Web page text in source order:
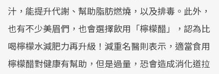
汁，能提升代謝、幫助脂肪燃燒，以及排毒。此外，
也有不少美眉們，也會選擇飲用「檸檬醋」，認為比
喝檸檬水減肥力再升級！減重名醫則表示，適當食用
檸檬醋對健康有幫助，但是過量，恐會造成消化道拉